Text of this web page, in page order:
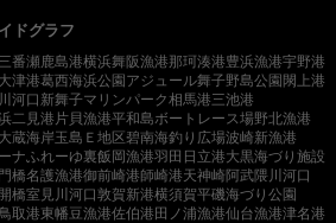
ドグラフ
三番瀬鹿島港横浜舞阪漁港那珂湊港豊浜漁港宇野港
大津港葛西海浜公園 アジュール舞子野島公園 閖上港
河口 新舞子マリンパーク相馬港三池港
二見港 片貝漁港平和島ボートレース場野北漁港
大蔵海岸玉島Ｅ地区碧南海釣り広場波崎新漁港
ナふれーゆ裏飯岡漁港羽田 日立港大黒海づり施設
橋名護漁港御前崎港師崎港天神崎 阿武隈川河口
橋室見川河口敦賀新港横須賀平磯海づり公園
取港東幡豆漁港佐伯港 田ノ浦漁港仙台漁港津名港